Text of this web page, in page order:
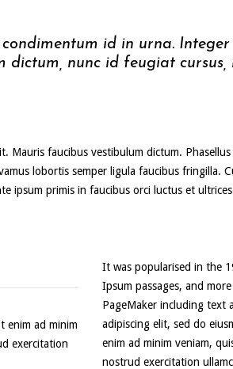
id in urna.
nunc id feugiat
Mauris faucibus vestibulum dictum.
lobortis semper ligula faucibus fringilla.
primis in faucibus orci luctus et
enim ad minim
exercitation
It was popularised in the
Ipsum passages, and
PageMaker including text
adipiscing elit, sed do
enim ad minim veniam,
nostrud exercitation